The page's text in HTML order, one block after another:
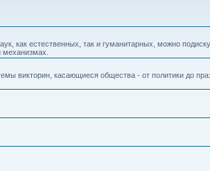
как естественных, так и гуманитарных, можно
викторин, касающиеся общества - от политики до